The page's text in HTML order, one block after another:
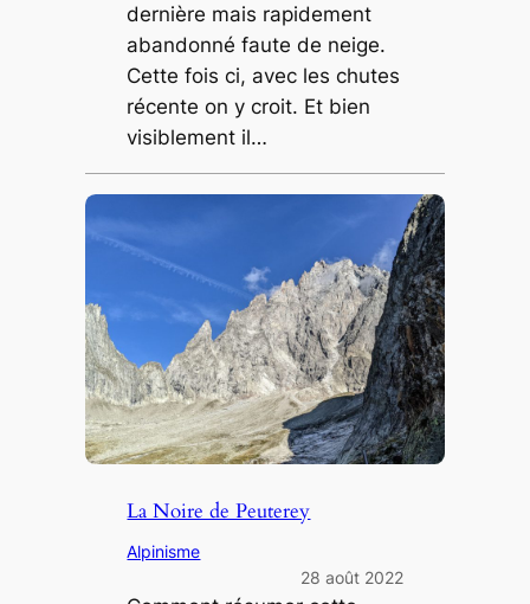
dernière mais rapidement
abandonné faute de neige.
Cette fois ci, avec les chutes
récente on y croit. Et bien
visiblement il…
La Noire de Peuterey
Alpinisme
28 août 2022